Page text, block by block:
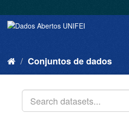
Conjuntos de dados